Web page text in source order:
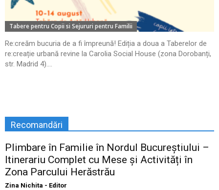
Tabere pentru Copii si Sejururi pentru Familii
Re:creăm bucuria de a fi împreună! Ediția a doua a Taberelor de
re:creație urbană revine la Carolia Social House (zona Dorobanți,
str. Madrid 4)....
Recomandări
Plimbare în Familie în Nordul Bucureștiului –
Itinerariu Complet cu Mese și Activități în
Zona Parcului Herăstrău
Zina Nichita - Editor